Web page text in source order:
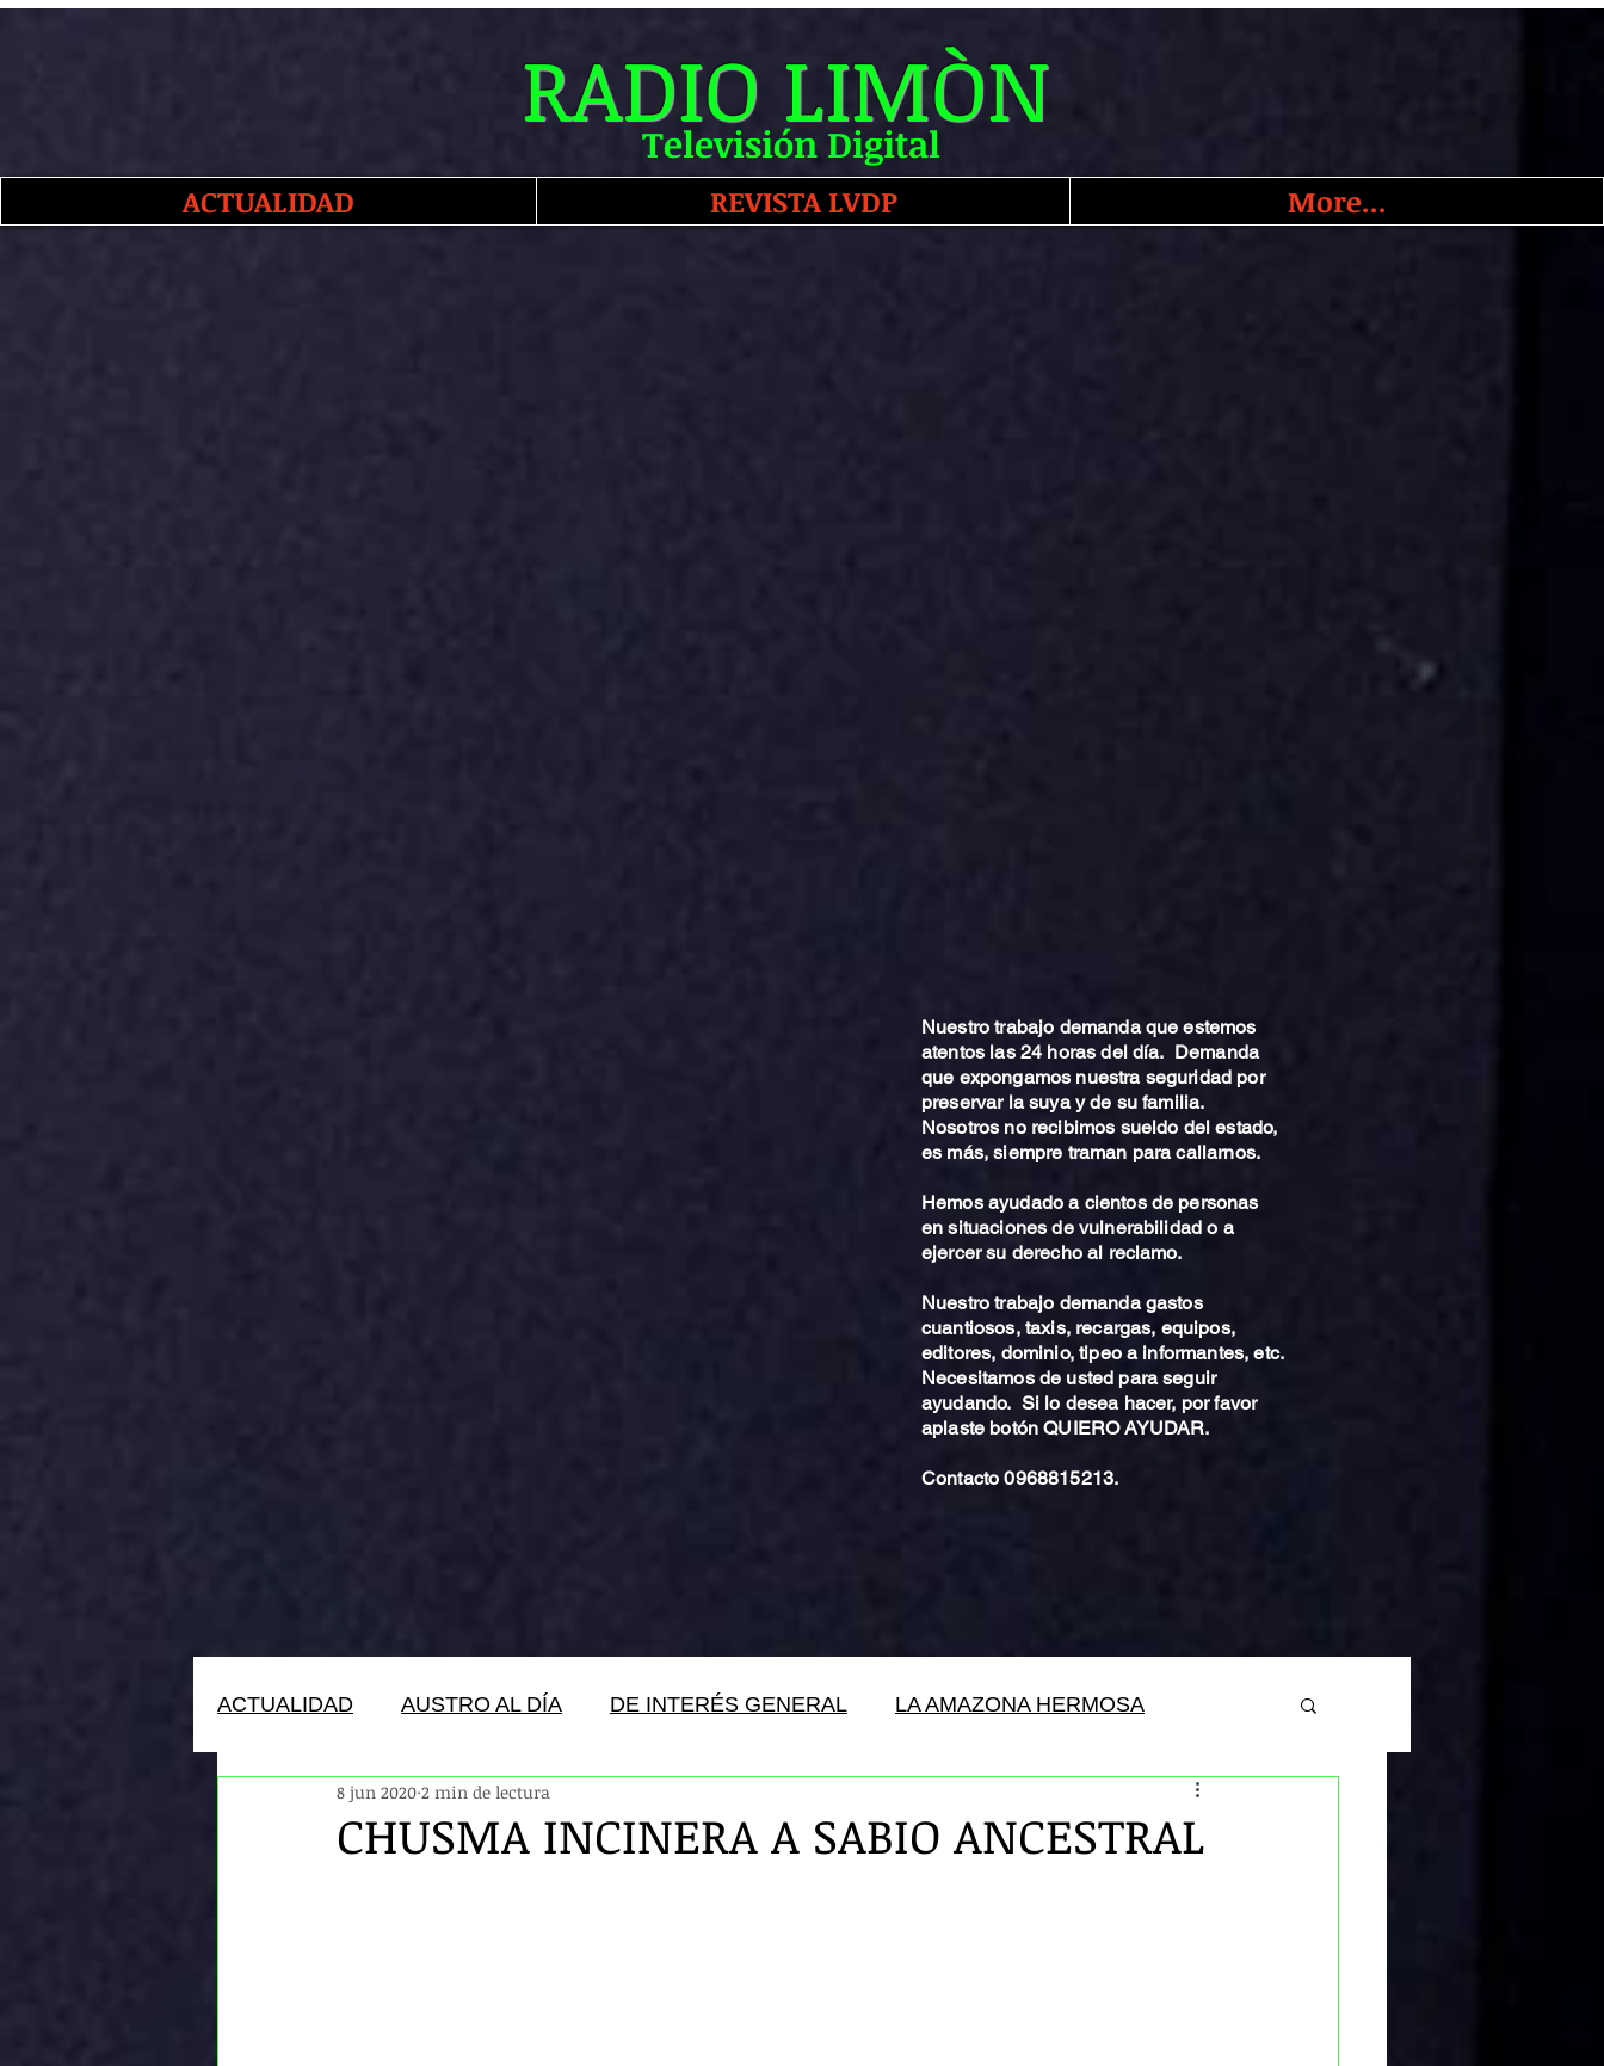
Nuestro trabajo demanda que estemos
atentos las 24 horas del día. Demanda
que expongamos nuestra seguridad por
preservar la suya y de su familia.
Nosotros no recibimos sueldo del estado,
es más, siempre traman para callarnos.
Hemos ayudado a cientos de personas
en situaciones de vulnerabilidad o a
ejercer su derecho al reclamo.
Nuestro trabajo demanda gastos
cuantiosos, taxis, recargas, equipos,
editores, dominio, tipeo a informantes, etc.
Necesitamos de usted para seguir
ayudando. Si lo desea hacer, por favor
aplaste botón QUIERO AYUDAR.
Contacto 0968815213.
ACTUALIDAD AUSTRO AL DÍA DE INTERÉS GENERAL LA AMAZONA HERMOSA
HUMANOS DEL ECUADOR
CHUSMA INCINERA A SABIO ANCESTRAL
8 jun 2020 2 min de lectura
Televisión Digital
RADIO LIMÒN
ACTUALIDAD REVISTA LVDP More...